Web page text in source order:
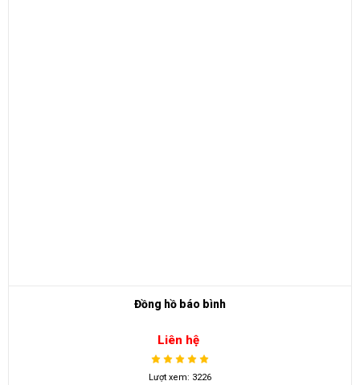
Bộ khiển trợ lực lái